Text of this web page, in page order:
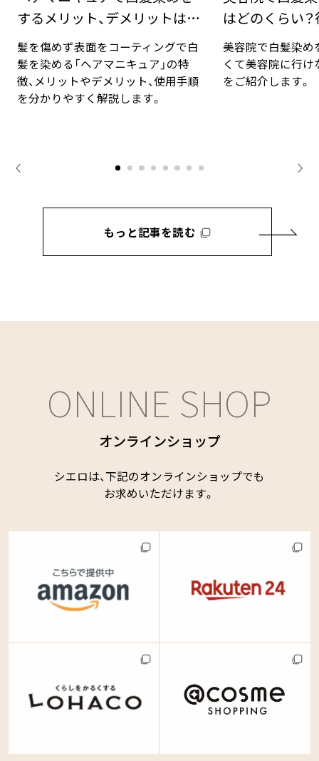
するメリット、デメリットは？
手順と豆知識
髪を傷めず表面をコーティングで白
髪を染める「ヘアマニキュア」の特
徴、メリットやデメリット、使用手順
を分かりやすく解説します。
はどのくらい
対法
美容院で白髪染め
くて美容院に行
をご紹介します。
もっと記事を読む
ONLINE SHOP
オンラインショップ
シエロは、下記のオンラインショップでも
お求めいただけます。